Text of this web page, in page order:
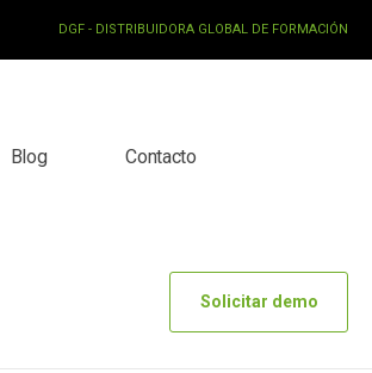
DGF - DISTRIBUIDORA GLOBAL DE FORMACIÓN
Blog Contacto
Solicitar demo